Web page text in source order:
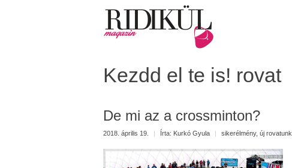
Kezdd el te is! rovat
De mi az a crossminton?
2018. április 19. | Írta: Kurkó Gyula | sikerélmény, új rovatunk